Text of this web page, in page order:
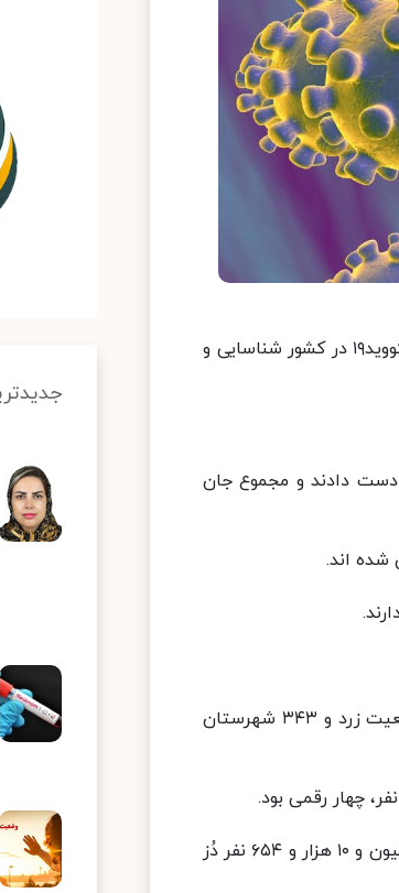
از دیروز تا امروز ۱۳ تیرماه ۱۴۰۱ و بر اساس معیارهای قطعی تشخیصی، ۱۰۰۷ بیمار جدید مبتلا به کووید۱۹ در کشور شناسایی و
به کووید۱۹ در کشور جان خود را از دست دادند و مجموع جان
در حال حاضر ۰ شهرستان در وضعیت قرمز، ۰ شهرستان در وضعیت نارنجی، ۱۰۵ شهرستان در وضعیت زرد و ۳۴۳ شهرستان
همچنین بر اساس اعلام وزارت بهداشت،‌ تا کنون ۶۴ میلیون و ۶۵۵ هزار و ۷۹۷ نفر دُز اول، ۵۸ میلیون و ۱۰ هزار و ۶۵۴ نفر دُز